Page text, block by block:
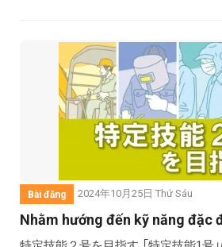
Bài đăng 2024年10月25日 Thứ Sáu
Nhằm hướng đến kỹ năng đặc